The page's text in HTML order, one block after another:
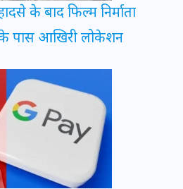
के बाद फिल्म निर्माता
के पास आखिरी लोकेशन